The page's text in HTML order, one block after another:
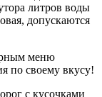
литров воды
допускаются
меню
по своему вкусу!
с кусочками